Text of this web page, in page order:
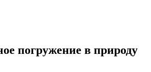
погружение в природу